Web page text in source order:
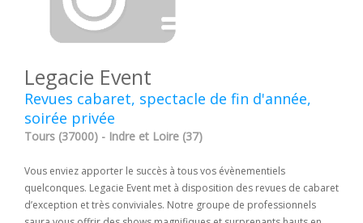
Legacie Event
Revues cabaret, spectacle de fin d'année,
soirée privée
Tours (37000) - Indre et Loire (37)
Vous enviez apporter le succès à tous vos évènementiels
quelconques. Legacie Event met à disposition des revues de cabaret
d’exception et très conviviales. Notre groupe de professionnels